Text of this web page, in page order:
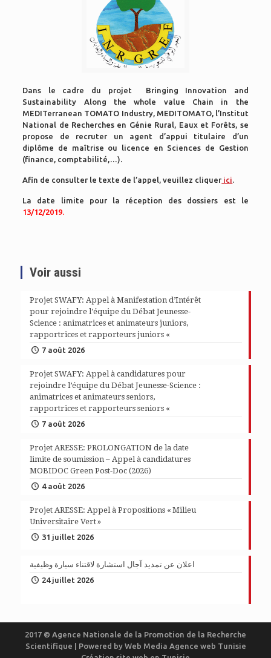
Dans le cadre du projet Bringing Innovation and
Sustainability Along the whole value Chain in the
MEDITerranean TOMATO Industry, MEDITOMATO, l’Institut
National de Recherches en Génie Rural, Eaux et Forêts, se
propose de recruter un agent d’appui titulaire d’un
diplôme de maîtrise ou licence en Sciences de Gestion
(finance, comptabilité,…).
Afin de consulter le texte de l’appel, veuillez cliquer ici.
La date limite pour la réception des dossiers est le
13/12/2019.
Voir aussi
Projet SWAFY: Appel à Manifestation d’Intérêt
pour rejoindre l’équipe du Débat Jeunesse-
Science : animatrices et animateurs juniors,
rapportrices et rapporteurs juniors «
7 août 2026
Projet SWAFY: Appel à candidatures pour
rejoindre l’équipe du Débat Jeunesse-Science :
animatrices et animateurs seniors,
rapportrices et rapporteurs seniors «
7 août 2026
Projet ARESSE: PROLONGATION de la date
limite de soumission – Appel à candidatures
MOBIDOC Green Post-Doc (2026)
4 août 2026
Projet ARESSE: Appel à Propositions « Milieu
Universitaire Vert »
31 juillet 2026
اعلان عن تمديد آجال استشارة لاقتناء سيارة وظيفية
24 juillet 2026
2017 © Agence Nationale de la Promotion de la Recherche
Scientifique | Powered by Web Media Agence web Tunisie